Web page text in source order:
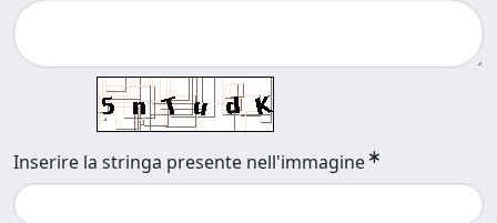
Inserire la stringa presente nell'immagine